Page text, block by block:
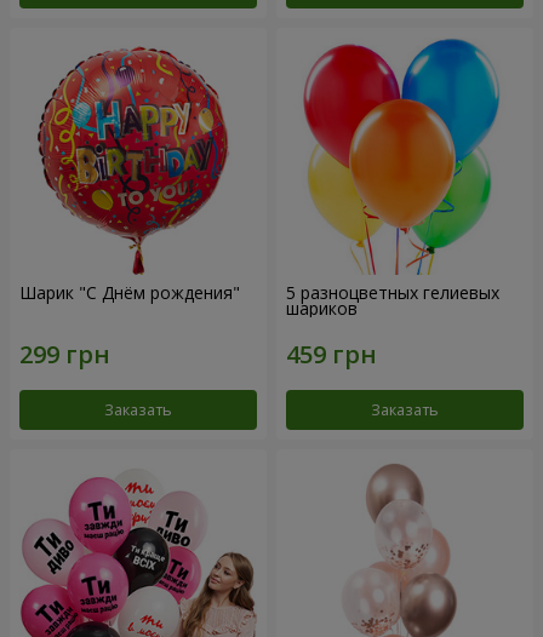
Шарик "С Днём рождения"
Заказать
5 разноцветных гелиевых
шариков
Заказать